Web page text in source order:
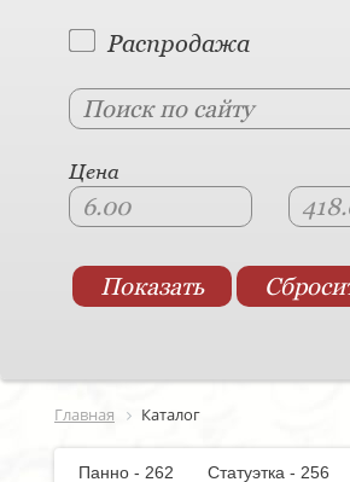
Распродажа
Цена
Главная Каталог
Панно - 262 Статуэтка - 256